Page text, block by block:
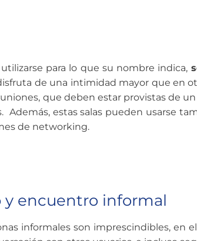
para lo que su nombre indica,
de una intimidad mayor que en
que deben estar provistas de
Además, estas salas pueden usarse
de networking.
y encuentro informal
informales son imprescindibles, en